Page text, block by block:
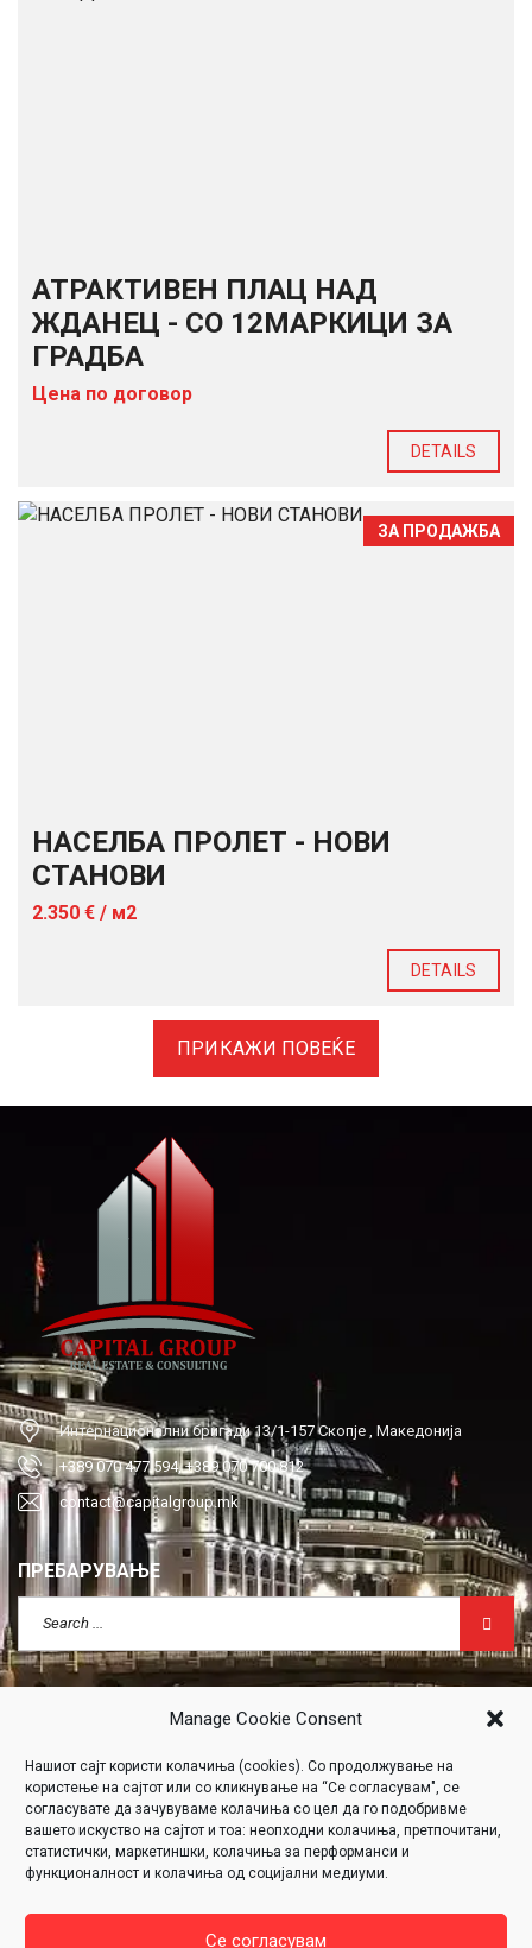
Manage Cookie Consent
Нашиот сајт користи колачиња (cookies). Со продолжување на
користење на сајтот или со кликнување на “Се согласувам", се
согласувате да зачувуваме колачиња со цел да го подобривме
вашето искуство на сајтот и тоа: неопходни колачиња, претпочитани,
статистички, маркетиншки, колачиња за перформанси и
функционалност и колачиња од социјални медиуми.
Се согласувам
АТРАКТИВЕН ПЛАЦ НАД
ЖДАНЕЦ - СО 12МАРКИЦИ ЗА
ГРАДБА
Цена по договор
DETAILS
ЗА ПРОДАЖБА
НАСЕЛБА ПРОЛЕТ - НОВИ
СТАНОВИ
2.350 € / м2
DETAILS
ПРИКАЖИ ПОВЕЌЕ
Интернационални бригади 13/1-157 Скопје , Македонија
+389 070 477 594, +389 070 700 812
contact@capitalgroup.mk
ПРЕБАРУВАЊЕ
Click to accept marketing cookies and
enable this content
“ПРОЕКТ 360VR НЕДВИЖНОСТИПОДДРЖАН ОД ФИТР”